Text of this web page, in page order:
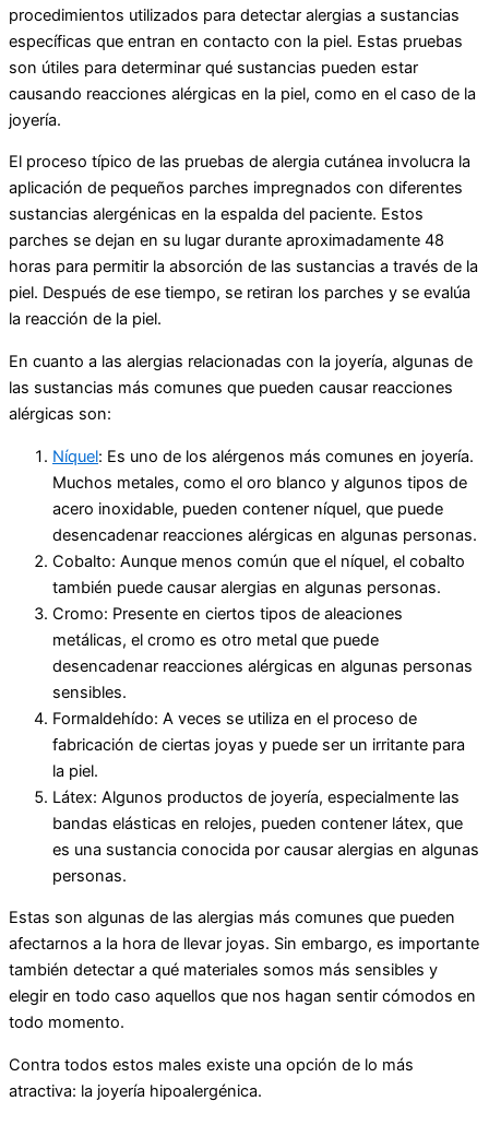
procedimientos utilizados para detectar alergias a sustancias
específicas que entran en contacto con la piel. Estas pruebas
son útiles para determinar qué sustancias pueden estar
causando reacciones alérgicas en la piel, como en el caso de la
joyería.
El proceso típico de las pruebas de alergia cutánea involucra la
aplicación de pequeños parches impregnados con diferentes
sustancias alergénicas en la espalda del paciente. Estos
parches se dejan en su lugar durante aproximadamente 48
horas para permitir la absorción de las sustancias a través de la
piel. Después de ese tiempo, se retiran los parches y se evalúa
la reacción de la piel.
En cuanto a las alergias relacionadas con la joyería, algunas de
las sustancias más comunes que pueden causar reacciones
alérgicas son:
Níquel: Es uno de los alérgenos más comunes en joyería.
Muchos metales, como el oro blanco y algunos tipos de
acero inoxidable, pueden contener níquel, que puede
desencadenar reacciones alérgicas en algunas personas.
Cobalto: Aunque menos común que el níquel, el cobalto
también puede causar alergias en algunas personas.
Cromo: Presente en ciertos tipos de aleaciones
metálicas, el cromo es otro metal que puede
desencadenar reacciones alérgicas en algunas personas
sensibles.
Formaldehído: A veces se utiliza en el proceso de
fabricación de ciertas joyas y puede ser un irritante para
la piel.
Látex: Algunos productos de joyería, especialmente las
bandas elásticas en relojes, pueden contener látex, que
es una sustancia conocida por causar alergias en algunas
personas.
Estas son algunas de las alergias más comunes que pueden
afectarnos a la hora de llevar joyas. Sin embargo, es importante
también detectar a qué materiales somos más sensibles y
elegir en todo caso aquellos que nos hagan sentir cómodos en
todo momento.
Contra todos estos males existe una opción de lo más
atractiva: la joyería hipoalergénica.